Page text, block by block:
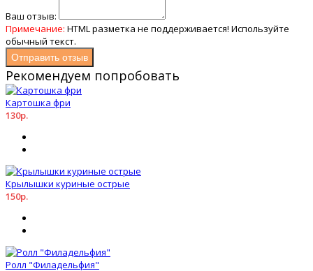
Ваш отзыв:
Примечание: HTML разметка не поддерживается! Используйте
обычный текст.
Отправить отзыв
Рекомендуем попробовать
Картошка фри
130р.
Крылышки куриные острые
150р.
Ролл "Филадельфия"